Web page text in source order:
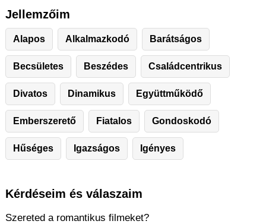
Jellemzőim
Alapos Alkalmazkodó Barátságos
Becsületes Beszédes Családcentrikus
Divatos Dinamikus Együttműködő
Emberszerető Fiatalos Gondoskodó
Hűséges Igazságos Igényes
Kérdéseim és válaszaim
Szereted a romantikus filmeket?